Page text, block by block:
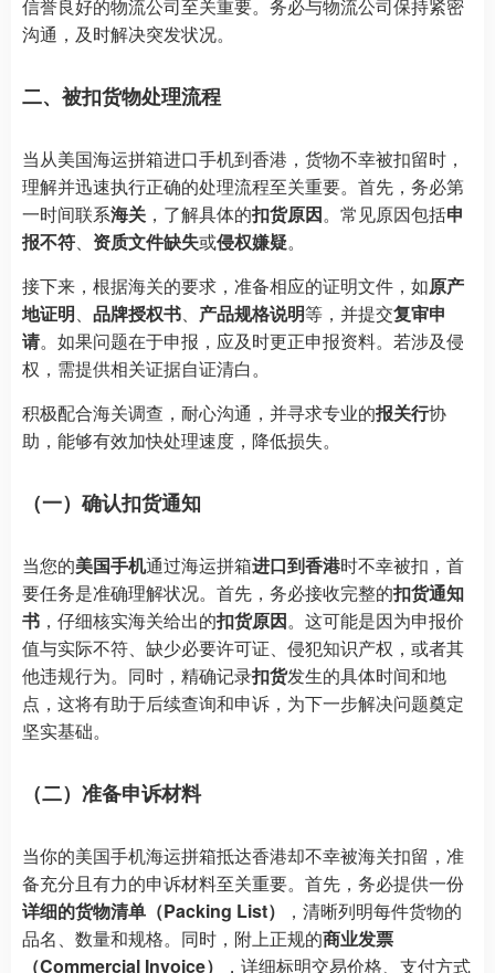
信誉良好的物流公司至关重要。务必与物流公司保持紧密
沟通，及时解决突发状况。
二、被扣货物处理流程
当从美国海运拼箱进口手机到香港，货物不幸被扣留时，
理解并迅速执行正确的处理流程至关重要。首先，务必第
一时间联系海关 ，了解具体的扣货原因。常见原因包括申
报不符、 资质文件缺失或侵权嫌疑。
接下来，根据海关的要求，准备相应的证明文件，如原产
地证明、 品牌授权书、 产品规格说明等，并提交复审申
请。如果问题在于申报，应及时更正申报资料。若涉及侵
权，需提供相关证据自证清白。
积极配合海关调查，耐心沟通，并寻求专业的报关行协
助，能够有效加快处理速度，降低损失。
（一）确认扣货通知
当您的美国手机通过海运拼箱进口到香港时不幸被扣，首
要任务是准确理解状况。首先，务必接收完整的扣货通知
书 ，仔细核实海关给出的扣货原因。这可能是因为申报价
值与实际不符、缺少必要许可证、侵犯知识产权，或者其
他违规行为。同时，精确记录扣货发生的具体时间和地
点，这将有助于后续查询和申诉，为下一步解决问题奠定
坚实基础。
（二）准备申诉材料
当你的美国手机海运拼箱抵达香港却不幸被海关扣留，准
备充分且有力的申诉材料至关重要。首先，务必提供一份
详细的货物清单（Packing List）
，清晰列明每件货物的
品名、数量和规格。同时，附上正规的商业发票
（Commercial Invoice）
，详细标明交易价格、支付方式